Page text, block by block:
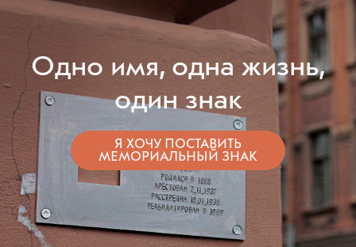
Одно имя, одна жизнь,
один знак
Я ХОЧУ ПОСТАВИТЬ
МЕМОРИАЛЬНЫЙ ЗНАК